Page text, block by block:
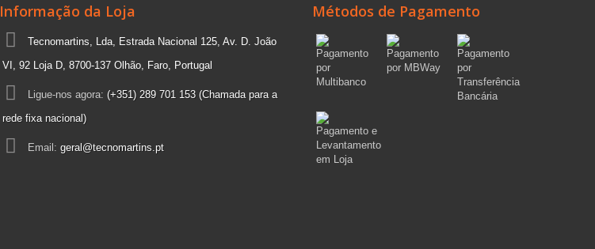
Informação da Loja
Tecnomartins, Lda, Estrada Nacional 125, Av. D. João
VI, 92 Loja D, 8700-137 Olhão, Faro, Portugal
Ligue-nos agora: (+351) 289 701 153 (Chamada para a
rede fixa nacional)
Email: geral@tecnomartins.pt
Métodos de Pagamento